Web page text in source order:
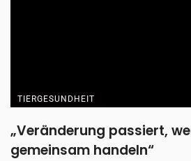
TIERGESUNDHEIT
„Veränderung passiert,
gemeinsam handeln“